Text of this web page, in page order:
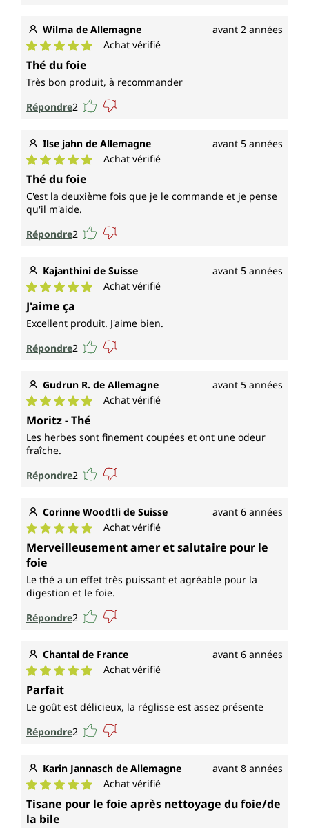
Wilma de Allemagne avant 2 années
Note moyenne de 5 sur 5 étoiles
Achat vérifié
Thé du foie
Très bon produit, à recommander
Répondre2
Ilse jahn de Allemagne avant 5 années
Note moyenne de 5 sur 5 étoiles
Achat vérifié
Thé du foie
C'est la deuxième fois que je le commande et je pense
qu'il m'aide.
Répondre2
Kajanthini de Suisse avant 5 années
Note moyenne de 5 sur 5 étoiles
Achat vérifié
J'aime ça
Excellent produit. J'aime bien.
Répondre2
Gudrun R. de Allemagne avant 5 années
Note moyenne de 5 sur 5 étoiles
Achat vérifié
Moritz - Thé
Les herbes sont finement coupées et ont une odeur
fraîche.
Répondre2
Corinne Woodtli de Suisse avant 6 années
Note moyenne de 5 sur 5 étoiles
Achat vérifié
Merveilleusement amer et salutaire pour le
foie
Le thé a un effet très puissant et agréable pour la
digestion et le foie.
Répondre2
Chantal de France avant 6 années
Note moyenne de 5 sur 5 étoiles
Achat vérifié
Parfait
Le goût est délicieux, la réglisse est assez présente
Répondre2
Karin Jannasch de Allemagne avant 8 années
Note moyenne de 5 sur 5 étoiles
Achat vérifié
Tisane pour le foie après nettoyage du foie/de
la bile